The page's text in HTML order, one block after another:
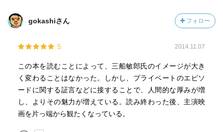
gokashiさん フォロー
5 2014.11.07
この本を読むことによって、三船敏郎氏のイメージが大き
く変わることはなかった。しかし、プライベートのエピソ
ードに関する証言などに接することで、人間的な厚みが増
し、よりその魅力が増えている。読み終わった後、主演映
画を片っ端から観たくなっている。